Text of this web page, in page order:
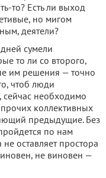
то? Есть ли выход
но мигом
деятели?
сумели
то ли со второго,
им решения — точно
чтоб люди
сейчас необходимо
коллективных
предыдущие. Без
по нам
оставляет простора
не виновен —